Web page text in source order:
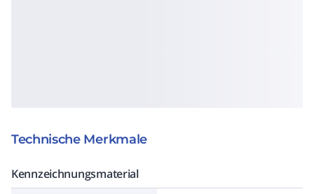
Technische Merkmale
Kennzeichnungsmaterial